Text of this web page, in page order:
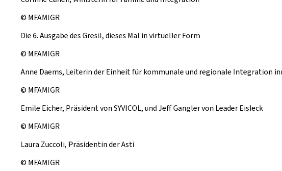
© MFAMIGR
Die 6. Ausgabe des Gresil, dieses Mal in virtueller Form
© MFAMIGR
Anne Daems, Leiterin der Einheit für kommunale und regionale Integration
© MFAMIGR
Emile Eicher, Präsident von SYVICOL, und Jeff Gangler von Leader Eisleck
© MFAMIGR
Laura Zuccoli, Präsidentin der Asti
© MFAMIGR